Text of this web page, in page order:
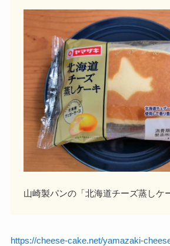
山崎製パンの「北海道チーズ蒸しケ
https://cheese-cake.net/yamazaki-